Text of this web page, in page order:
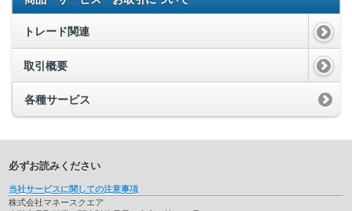
トレード関連
取引概要
各種サービス
必ずお読みください
当社サービスに関しての注意事項
株式会社マネースクエア